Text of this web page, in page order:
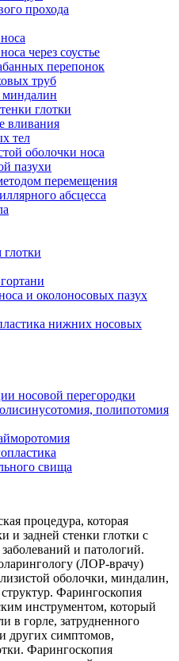
прохода
через соустье
перепонок
труб
глотки
вливания
тел
оболочки носа
пазухи
перемещения
абсцесса
и околоносовых пазух
нижних носовых
носовой перегородки
полипотомия
свища
процедура, которая
и задней стенки глотки с
и патологий.
(ЛОР-врачу)
оболочки, миндалин,
Фарингоскопия
инструментом, который
в горле, затрудненного
других симптомов,
Фарингоскопия